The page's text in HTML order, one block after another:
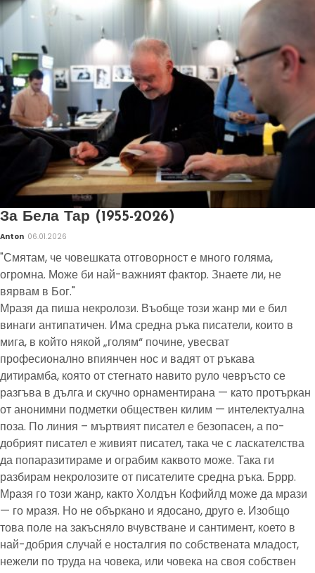
За Бела Тар (1955-2026)
Anton 06.01.2026
"Смятам, че човешката отговорност е много голяма,
огромна. Може би най-важният фактор. Знаете ли, не
вярвам в Бог."
Мразя да пиша некролози. Въобще този жанр ми е бил
винаги антипатичен. Има средна ръка писатели, които в
мига, в който някой „голям“ почине, увесват
професионално впиянчен нос и вадят от ръкава
дитирамба, която от стегнато навито руло чевръсто се
разгъва в дълга и скучно орнаментирана — като протъркан
от анонимни подметки обществен килим — интелектуална
поза. По линия – мъртвият писател е безопасен, а по-
добрият писател е живият писател, така че с ласкателства
да попаразитираме и ограбим каквото може. Така ги
разбирам некролозите от писателите средна ръка. Бррр.
Мразя го този жанр, както Холдън Кофийлд може да мрази
— го мразя. Но не объркано и ядосано, друго е. Изобщо
това поле на закъсняло вчувстване и сантимент, което в
най-добрия случай е носталгия по собствената младост,
нежели по труда на човека, или човека на своя собствен